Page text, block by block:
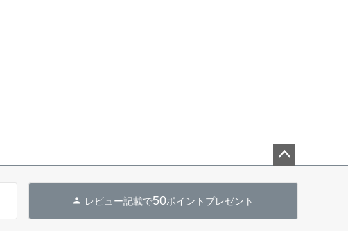
へ
レビュー記載で50ポイントプレゼント